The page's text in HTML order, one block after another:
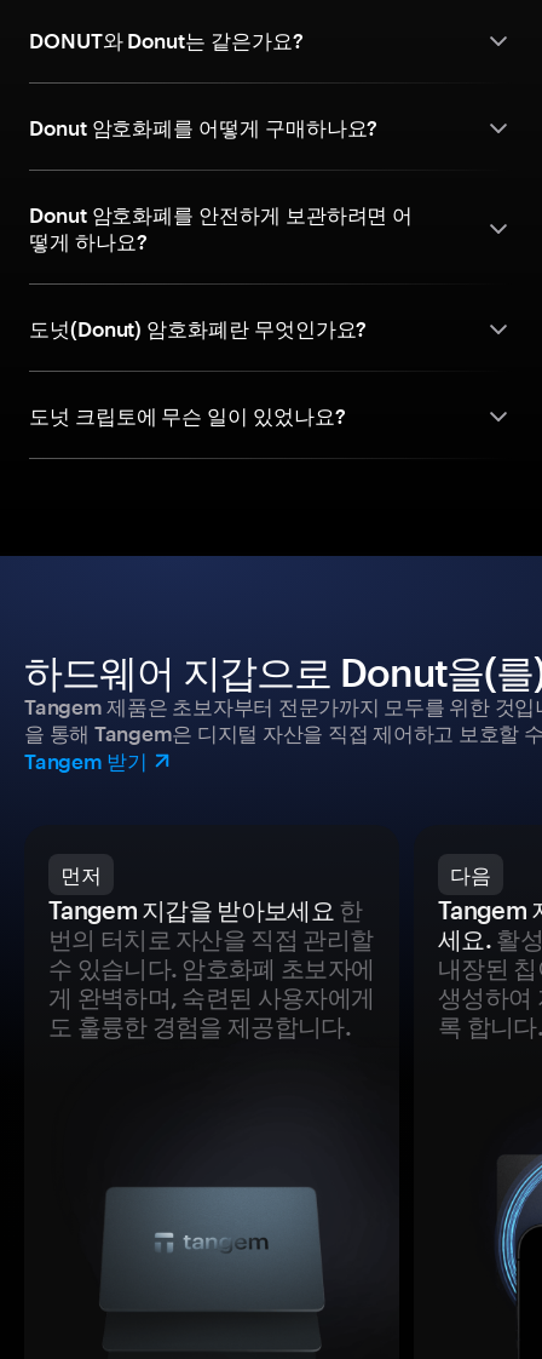
DONUT와 Donut는 같은가요?
Donut 암호화폐를 어떻게 구매하나요?
Donut 암호화폐를 안전하게 보관하려면 어
떻게 하나요?
도넛(Donut) 암호화폐란 무엇인가요?
도넛 크립토에 무슨 일이 있었나요?
하드웨어 지갑으로 Donut을(
Tangem 제품은 초보자부터 전문가까지 모두를 위한 것
을 통해 Tangem은 디지털 자산을 직접 제어하고 보호할
Tangem 받기
먼저
Tangem 지갑을 받아보세요 한
번의 터치로 자산을 직접 관리할
수 있습니다. 암호화폐 초보자에
게 완벽하며, 숙련된 사용자에게
도 훌륭한 경험을 제공합니다.
다음
Tangem
세요.활
내장된
생성하여
록 합니다.